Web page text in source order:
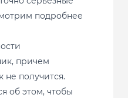
подробнее
причем
не получится.
об этом, чтобы